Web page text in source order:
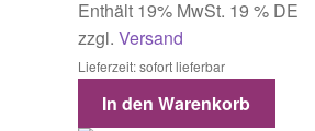
Enthält 19% MwSt. 19 % DE
zzgl. Versand
Lieferzeit: sofort lieferbar
In den Warenkorb